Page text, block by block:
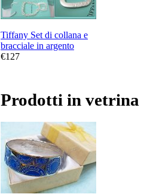
Tiffany Set di collana e
bracciale in argento
€127
Prodotti in vetrina